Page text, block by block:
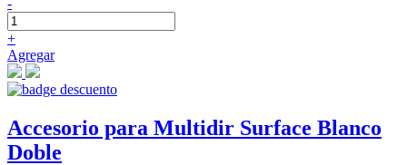
+
Agregar
Accesorio para Multidir Surface Blanco
Doble